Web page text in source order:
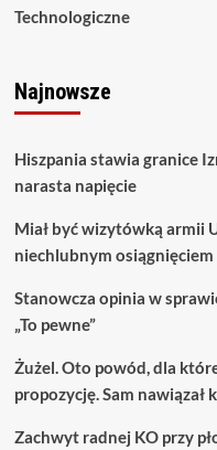
Technologiczne
Najnowsze
Hiszpania stawia granice
narasta napięcie
Miał być wizytówką armii
niechlubnym osiągnięciem
Stanowcza opinia w
„To pewne”
Żużel. Oto powód, dla
propozycję. Sam nawiązał
Zachwyt radnej KO przy